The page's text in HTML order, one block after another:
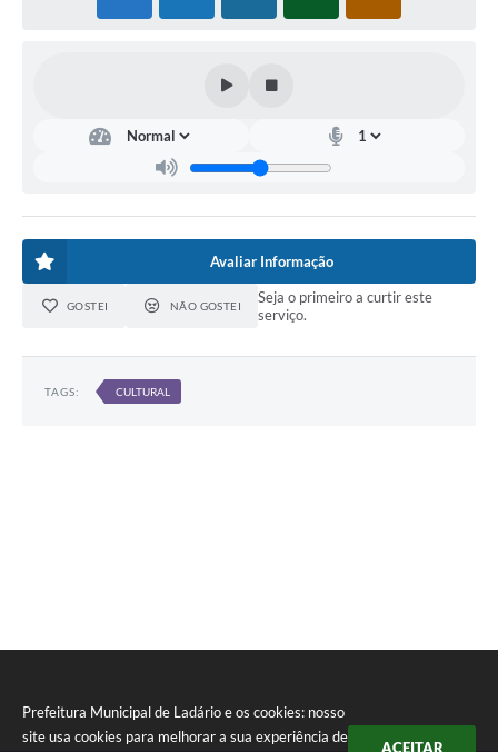
Prefeitura Municipal de Ladário e os cookies: nosso
site usa cookies para melhorar a sua experiência de
ACEITAR
Avaliar Informação
GOSTEI NÃO GOSTEI
Seja o primeiro a curtir este
serviço.
TAGS: CULTURAL